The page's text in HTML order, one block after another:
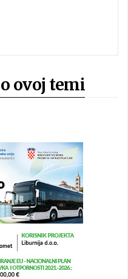
ovoj temi